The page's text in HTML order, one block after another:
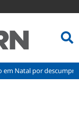
por descumprir